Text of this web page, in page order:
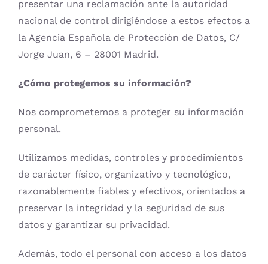
presentar una reclamación ante la autoridad
nacional de control dirigiéndose a estos efectos a
la Agencia Española de Protección de Datos, C/
Jorge Juan, 6 – 28001 Madrid.
¿Cómo protegemos su información?
Nos comprometemos a proteger su información
personal.
Utilizamos medidas, controles y procedimientos
de carácter físico, organizativo y tecnológico,
razonablemente fiables y efectivos, orientados a
preservar la integridad y la seguridad de sus
datos y garantizar su privacidad.
Además, todo el personal con acceso a los datos